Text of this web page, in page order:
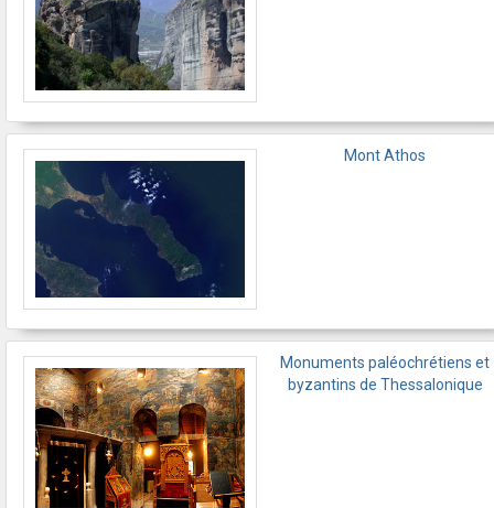
Mont Athos
Monuments paléochrétiens et
byzantins de Thessalonique